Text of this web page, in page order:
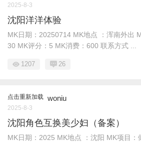
2025-8-3
沈阳洋洋体验
MK日期：20250714 MK地点 ：浑南外出
30 MK评分：5 MK消费：600 联系方式 ...
1207 26
点击重新加载 woniu
2025-8-3
沈阳角色互换美少妇（备案）
MK日期：2025 MK地点 ：沈阳 MK项目：